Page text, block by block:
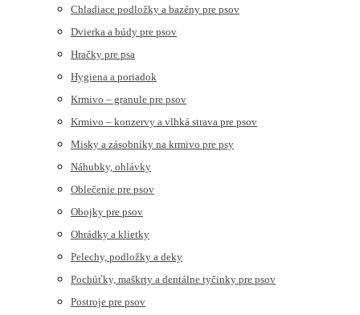
Chladiace podložky a bazény pre psov
Dvierka a búdy pre psov
Hračky pre psa
Hygiena a poriadok
Krmivo – granule pre psov
Krmivo – konzervy a vlhká strava pre psov
Misky a zásobníky na krmivo pre psy
Náhubky, ohlávky
Oblečenie pre psov
Obojky pre psov
Ohrádky a klietky
Pelechy, podložky a deky
Pochúťky, maškrty a dentálne tyčinky pre psov
Postroje pre psov